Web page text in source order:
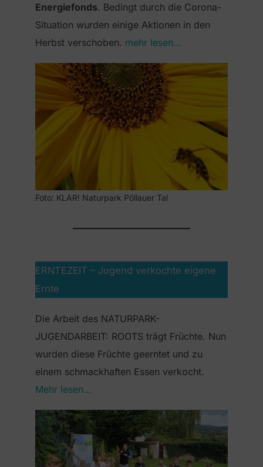
Energiefonds. Bedingt durch die Corona-
Situation wurden einige Aktionen in den
Herbst verschoben. mehr lesen…
Foto: KLAR! Naturpark Pöllauer Tal
ERNTEZEIT – Jugend verkochte eigene
Ernte
Die Arbeit des NATURPARK-
JUGENDARBEIT: ROOTS trägt Früchte. Nun
wurden diese Früchte geerntet und zu
einem schmackhaften Essen verkocht.
Mehr lesen…